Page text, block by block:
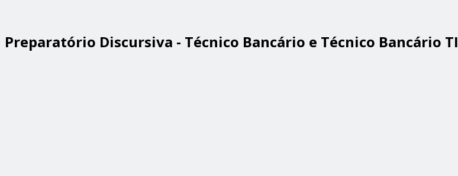
Preparatório Discursiva - Técnico Bancário e Técnico Bancário TI